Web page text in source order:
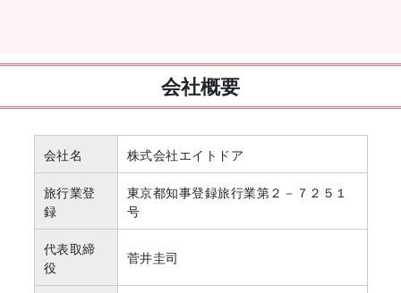
会社概要
会社名
株式会社エイトドア
旅行業登
録
東京都知事登録旅行業第２－７２５１
号
代表取締
役
菅井圭司